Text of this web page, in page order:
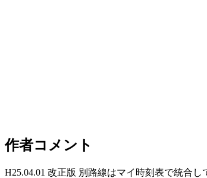
作者コメント
H25.04.01 改正版 別路線はマイ時刻表で統合し